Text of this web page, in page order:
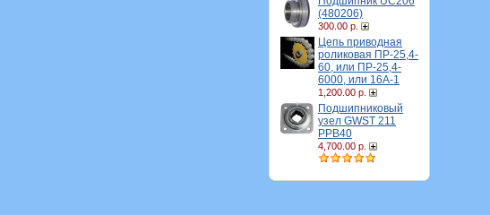
(480206)
300.00 р.
Цепь приводная
роликовая ПР-25,4-
60, или ПР-25,4-
6000, или 16A-1
1,200.00 р.
Подшипниковый
узел GWST 211
PPB40
4,700.00 р.